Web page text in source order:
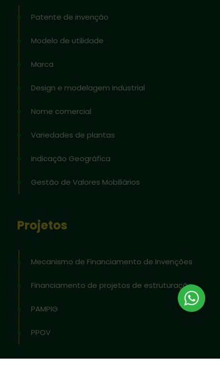
Patente de invenção
Modelo de utilidade
Marca
Design e modelagem industrial
Nome comercial
Variedades de plantas
Indicação Geográfica
Gestão de Valores Mobiliários
Projetos
Mecanismo de Financiamento de Invenções
Financiamento de projetos de estruturação
PAMPIG
PPOV